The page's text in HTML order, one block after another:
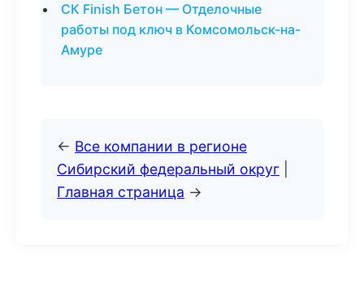
СК Finish Бетон — Отделочные
работы под ключ в Комсомольск-на-
Амуре
← Все компании в регионе
Сибирский федеральный округ
Главная страница →